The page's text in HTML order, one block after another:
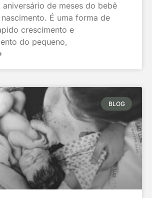
aniversário de meses do bebê
É uma forma de
crescimento e
do pequeno,
BLOG